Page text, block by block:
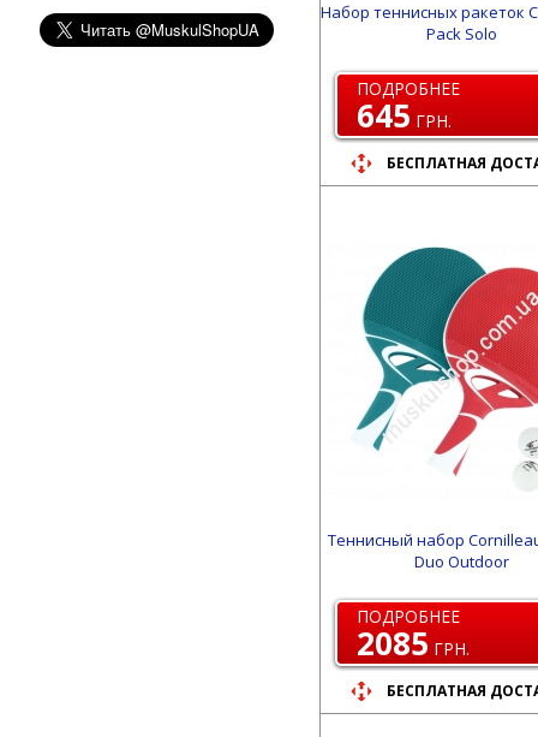
Набор теннисных ракеток
Pack Solo
ПОДРОБНЕЕ
645 ГРН.
БЕСПЛАТНАЯ
Теннисный набор
Duo Outdoor
ПОДРОБНЕЕ
2085 ГРН.
БЕСПЛАТНАЯ